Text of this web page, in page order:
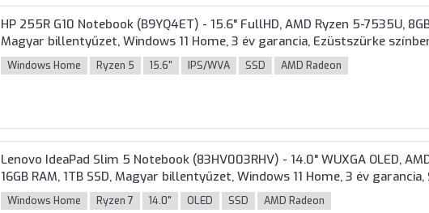
HP 255R G10 Notebook (B9YQ4ET) - 15.6" FullHD, AMD Ryzen 5-7535U,
Magyar billentyűzet, Windows 11 Home, 3 év garancia, Ezüstszürke
Windows Home Ryzen 5 15.6" IPS/WVA SSD AMD Radeon
Lenovo IdeaPad Slim 5 Notebook (83HV003RHV) - 14.0" WUXGA OLED,
16GB RAM, 1TB SSD, Magyar billentyűzet, Windows 11 Home, 3 év
Windows Home Ryzen 7 14.0" OLED SSD AMD Radeon